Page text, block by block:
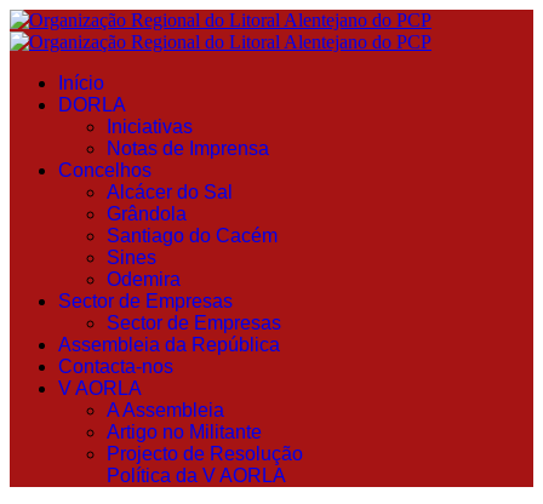
Início
DORLA
Iniciativas
Notas de Imprensa
Concelhos
Alcácer do Sal
Grândola
Santiago do Cacém
Sines
Odemira
Sector de Empresas
Sector de Empresas
Assembleia da República
Contacta-nos
V AORLA
A Assembleia
Artigo no Militante
Projecto de Resolução
Política da V AORLA